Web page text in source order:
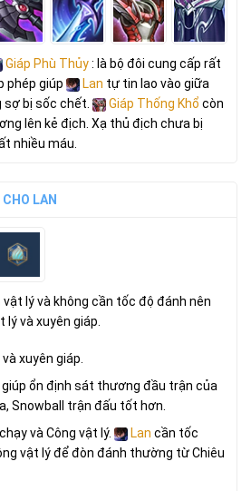
Giáp Phù Thủy: là bộ đôi cung cấp rất
phép giúp
Lan tự tin lao vào giữa
sợ bị sốc chết.
Giáp Thống Khổ còn
lên kẻ địch. Xạ thủ địch chưa bị
nhiều máu.
LAN
lý và không cần tốc độ đánh nên
lý và xuyên giáp.
xuyên giáp.
giúp ổn định sát thương đầu trận của
Snowball trận đấu tốt hơn.
và Công vật lý.
Lan cần tốc
vật lý để đòn đánh thường từ Chiêu